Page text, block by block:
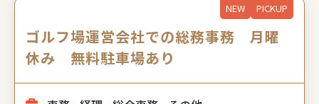
NEW PICKUP
ゴルフ場運営会社での総務事務 月曜
休み 無料駐車場あり